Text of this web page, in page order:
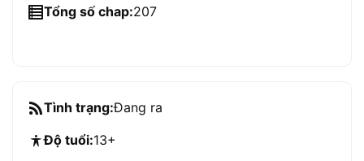
Tổng số chap:207
Tình trạng:Đang ra
Độ tuổi:13+